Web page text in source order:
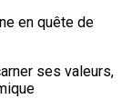
en quête de
ses valeurs,